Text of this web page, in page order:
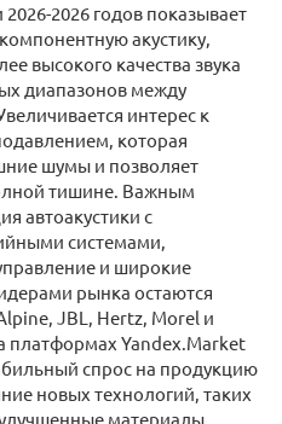
2026 годов показывает
акустику,
высокого качества звука
диапазонов между
интерес к
которая
шумы и позволяет
тишине. Важным
автоакустики с
системами,
и широкие
рынка остаются
JBL, Hertz, Morel и
платформах Yandex.Market
спрос на продукцию
новых технологий, таких
материалы